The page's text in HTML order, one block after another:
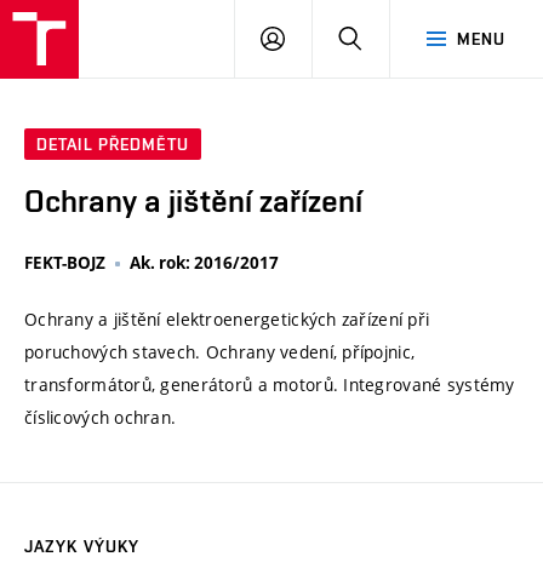
MENU
PŘIHLÁSIT
DETAIL PŘEDMĚTU
Ochrany a jištění zařízení
FEKT-BOJZ Ak. rok: 2016/2017
Ochrany a jištění elektroenergetických zařízení při
poruchových stavech. Ochrany vedení, přípojnic,
transformátorů, generátorů a motorů. Integrované systémy
číslicových ochran.
JAZYK VÝUKY